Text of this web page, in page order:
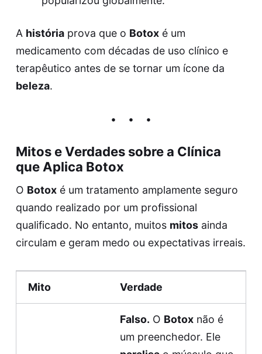
A históriaprova que o Botoxé um
medicamento com décadas de uso clínico e
terapêutico antes de se tornar um ícone da
beleza.
Mitos e Verdades sobre a Clínica
que Aplica Botox
O Botoxé um tratamento amplamente seguro
quando realizado por um profissional
qualificado. No entanto, muitos mitosainda
circulam e geram medo ou expectativas irreais.
Mito Verdade
Falso. O Botox não é
um preenchedor. Ele